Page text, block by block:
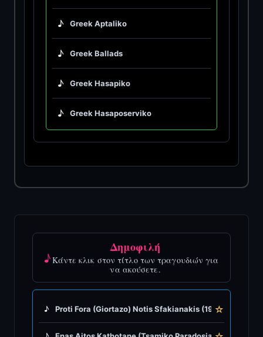
♪
Δημοφιλή
Κάντε κλικ στον τίτλο των τραγουδιών για
να ακούσετε.
♪ Proti Fora (Giortazo) Notis Sfakianakis (1991)
☆
♪ Greek Aptaliko
♪ Greek Ballads
♪ Greek Hasapiko
♪ Greek Hasaposerviko
♪ Greek Kamilieriko
♪ Greek Oriental
♪ Greek Pop
♪ Greek Rock
♪ Greek Rumba